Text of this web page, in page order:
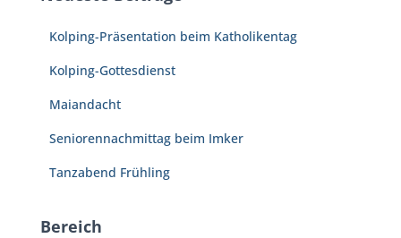
Kolping-Präsentation beim Katholikentag
Kolping-Gottesdienst
Maiandacht
Seniorennachmittag beim Imker
Tanzabend Frühling
Bereich